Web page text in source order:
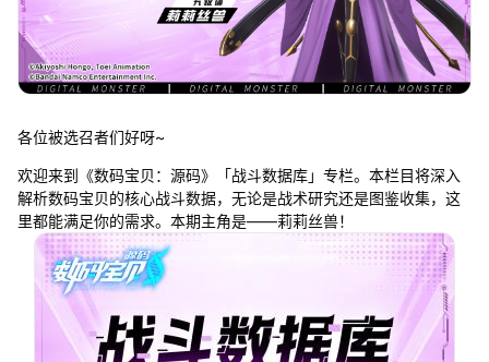
各位被选召者们好呀~
欢迎来到《数码宝贝：源码》「战斗数据库」专栏。本栏目将深入
解析数码宝贝的核心战斗数据，无论是战术研究还是图鉴收集，这
里都能满足你的需求。本期主角是——莉莉丝兽！